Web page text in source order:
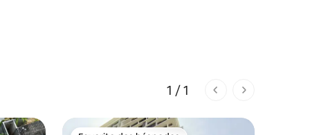
1 de 1 páginas
1 / 1